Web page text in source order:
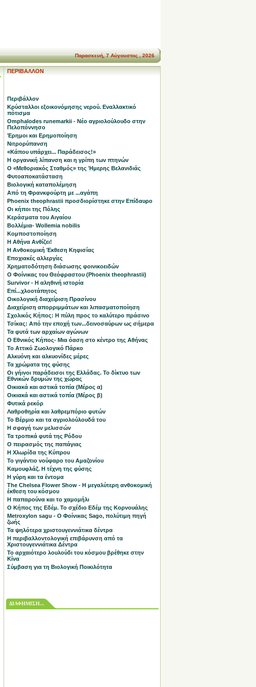
Παρασκευή, 7 Αύγουστος , 2026
ΠΕΡΙΒΑΛΛΟΝ
Περιβάλλον
Κρύσταλλοι εξοικονόμησης νερού. Εναλλακτικό
πότισμα
Omphalodes runemarkii - Nέο αγριολούλουδο στην
Πελοπόννησο
Έρημοι και Ερημοποίηση
Νιτρορύπανση
«Κάπου υπάρχει... Παράδεισος!»
Η οργανική λίπανση και η γρίπη των πτηνών
Ο «Μεθοριακός Σταθμός» της Ήμερης Βελανιδιάς
Φυτοαποκατάσταση
Βιολογική καταπολέμηση
Από τη Φρανκφούρτη με ...αγάπη
Phoenix theophrastii προσδιορίστηκε στην Επίδαυρο
Οι κήποι της Πόλης
Κεράσματα του Αιγαίου
Βολλέμια- Wollemia nobilis
Κομποστοποίηση
Η Αθήνα Ανθίζει!
Η Ανθοκομική Έκθεση Κηφισίας
Εποχιακές αλλεργίες
Χρηματοδότηση διάσωσης φοινικοειδών
Ο Φοίνικας του Θεόφραστου (Phoenix theophrastii)
Survivor - Η αληθινή ιστορία
Επί...χλοοτάπητος
Οικολογική διαχείριση Πρασίνου
Διαχείριση απορριμμάτων και λιπασματοποίηση
Σχολικός Κήπος: Η πύλη προς το καλύτερο πράσινο
Τσίκας: Από την εποχή των...δεινοσαύρων ως σήμερα
Τα φυτά των αρχαίων αγώνων
Ο Εθνικός Κήπος- Μια όαση στο κέντρο της Αθήνας
Το Αττικό Ζωολογικό Πάρκο
Αλκυόνη και αλκυονίδες μέρες
Τα χρώματα της φύσης
Οι γήινοι παράδεισοι της Ελλάδας. Το δίκτυο των
Εθνικών δρυμών της χώρας
Οικιακά και αστικά τοπία (Μέρος α)
Οικιακά και αστικά τοπία (Μέρος β)
Φυτικά ρεκόρ
Λαθροθηρία και λαθρεμπόριο φυτών
Το Βέρμιο και τα αγριολούλουδά του
Η σφαγή των μελισσών
Τα τροπικά φυτά της Ρόδου
Ο πειρασμός της παπάγιας
Η Χλωρίδα της Κύπρου
Το γιγάντιο νούφαρο του Αμαζονίου
Καμουφλάζ. Η τέχνη της φύσης
Η γύρη και τα έντομα
The Chelsea Flower Show - Η μεγαλύτερη ανθοκομική
έκθεση του κόσμου
Η παπαρούνα και το χαμομήλι
Ο Κήπος της Εδέμ. Το σχέδιο Εδέμ της Κορνουάλης
Metroxylon sagu - Ο Φοίνικας Sago, πολύτιμη πηγή
ζωής
Τα ψηλότερα χριστουγεννιάτικα δέντρα
Η περιβαλλοντολογική επιβάρυνση από τα
Χριστουγεννιάτικα Δέντρα
Το αρχαιότερο λουλούδι του κόσμου βρέθηκε στην
Κίνα
Σύμβαση για τη Βιολογική Ποικιλότητα
ΔΙΑΦΗΜΙΣΗ...